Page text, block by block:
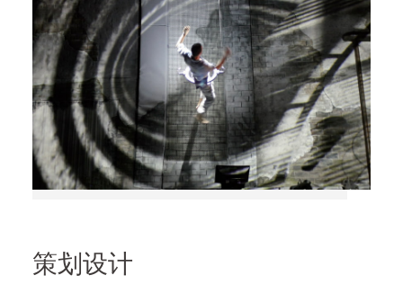
策划设计